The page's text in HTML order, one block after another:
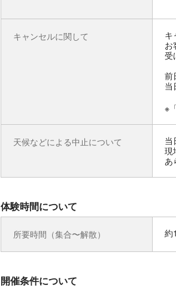
キャンセルに関して
キ
お
受
前
当
※
天候などによる中止について
当
現
あ
体験時間について
所要時間（集合〜解散） 約
開催条件について